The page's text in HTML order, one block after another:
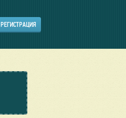
РЕГИСТРАЦИЯ